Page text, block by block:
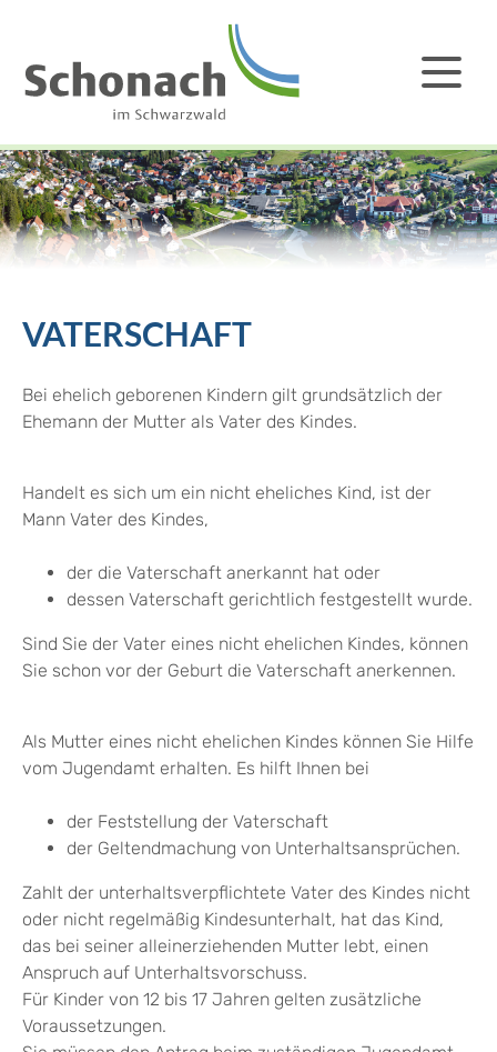
VATERSCHAFT
Bei ehelich geborenen Kindern gilt grundsätzlich der
Ehemann der Mutter als Vater des Kindes.
Handelt es sich um ein nicht eheliches Kind, ist der
Mann Vater des Kindes,
der die Vaterschaft anerkannt hat oder
dessen Vaterschaft gerichtlich festgestellt wurde.
Sind Sie der Vater eines nicht ehelichen Kindes, können
Sie schon vor der Geburt die Vaterschaft anerkennen.
Als Mutter eines nicht ehelichen Kindes können Sie Hilfe
vom Jugendamt erhalten. Es hilft Ihnen bei
der Feststellung der Vaterschaft
der Geltendmachung von Unterhaltsansprüchen.
Zahlt der unterhaltsverpflichtete Vater des Kindes nicht
oder nicht regelmäßig Kindesunterhalt, hat das Kind,
das bei seiner alleinerziehenden Mutter lebt, einen
Anspruch auf Unterhaltsvorschuss.
Für Kinder von 12 bis 17 Jahren gelten zusätzliche
Voraussetzungen.